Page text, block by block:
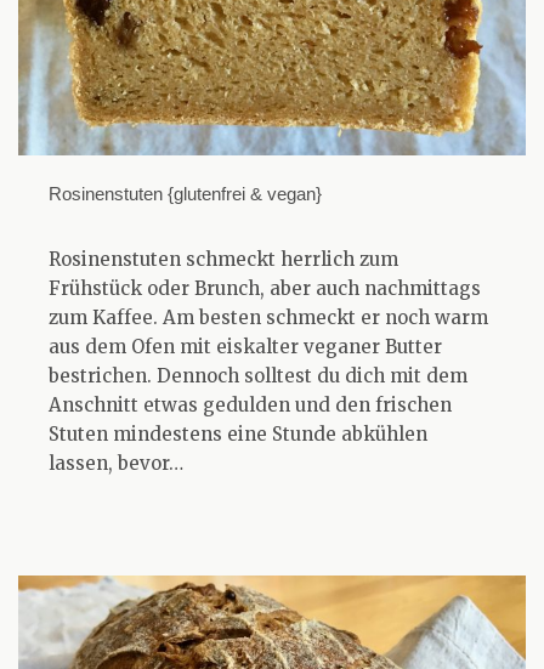
Rosinenstuten {glutenfrei & vegan}
Rosinenstuten schmeckt herrlich zum
Frühstück oder Brunch, aber auch nachmittags
zum Kaffee. Am besten schmeckt er noch warm
aus dem Ofen mit eiskalter veganer Butter
bestrichen. Dennoch solltest du dich mit dem
Anschnitt etwas gedulden und den frischen
Stuten mindestens eine Stunde abkühlen
lassen, bevor…